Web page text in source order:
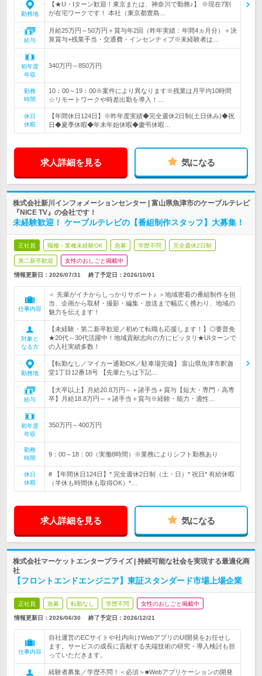
勤務地
【★U・Iターン歓迎！東京または、神奈川で勤務♪】 ※現在7割
が在宅ワークです！ 本社（東京都豊島…
給与
月給25万円～50万円＋賞与年2回（昨年実績：年間4ヵ月分）＋決
算賞与+残業手当・交通費・インセンティブ※未経験者は…
初年度
年収
340万円～850万円
勤務
時間
10：00～19：00※案件により異なります※残業は月平均10時間
☆リモートワークや時差出勤を導入！…
休日
休暇
【年間休日124日】※昨年度実績◆完全週休2日制(土日休み)◆祝
日◆夏季休暇◆年末年始休暇◆慶弔休暇…
求人詳細を見る 気になる
株式会社新川インフォメーションセンター | 富山県魚津市のケーブルテレビ
『NICE TV』の会社です！
未経験歓迎！ ケーブルテレビの【番組制作スタッフ】大募集！
正社員 職種・業種未経験OK 急募 学歴不問 完全週休2日制
第二新卒歓迎 女性のおしごと掲載中
情報更新日：2026/07/31 終了予定日： 2026/10/01
仕事内容
＜ 先輩がイチからしっかりサポート♪ ＞地域密着の番組制作を担
当、企画から取材・撮影・編集・放送まで幅広く携わり、地域の
魅力を伝えます！
対象と
なる方
【未経験・第二新卒歓迎／初めて転職も応援します！】◎要普免
★20代～30代活躍中！地域貢献志向の方にピッタリ★UIターンで
の入社実績多数！
勤務地
【転勤なし／マイカー通勤OK／駐車場完備】 富山県魚津市釈迦
堂1丁目12番18号 【先輩たちは下記…
給与
【大卒以上】月給20.8万円～＋諸手当＋賞与【短大・専門・高専
卒】月給18.8万円～＋諸手当＋賞与※経験・能力・適性…
初年度
年収
350万円～400万円
勤務
時間
9：00～18：00（実働8時間）※業務によりシフト勤務あり
休日
休暇
# 【年間休日124日】* 完全週休2日制（土・日）* 祝日* 有給休暇
（半休も時間休も取得OK）*…
求人詳細を見る 気になる
株式会社マーケットエンタープライズ | 持続可能な社会を実現する最適化商
社
【フロントエンドエンジニア】東証スタンダード市場上場企業
正社員 急募 転勤なし 学歴不問 女性のおしごと掲載中
情報更新日：2026/06/30 終了予定日： 2026/12/21
仕事内容
自社運営のECサイトや社内向けWebアプリのUI開発をお任せし
ます。サービスの成長に貢献する先端技術の研究・導入検討も担
っていただきます。
経験者募集／学歴不問！＜必須＞■Webアプリケーションの開発